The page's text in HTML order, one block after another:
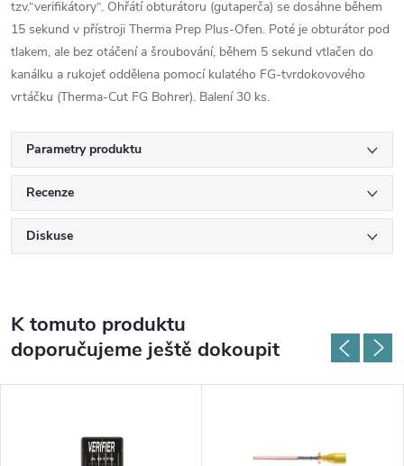
tzv.“verifikátory“. Ohřátí obturátoru (gutaperča) se dosáhne během
15 sekund v přístroji Therma Prep Plus-Ofen. Poté je obturátor pod
tlakem, ale bez otáčení a šroubování, během 5 sekund vtlačen do
kanálku a rukojeť oddělena pomocí kulatého FG-tvrdokovového
vrtáčku (Therma-Cut FG Bohrer). Balení 30 ks.
Parametry produktu
Recenze
Diskuse
K tomuto produktu
doporučujeme ještě dokoupit